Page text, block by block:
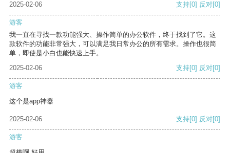
2025-02-06
支持[0] 反对[0]
游客
我一直在寻找一款功能强大、操作简单的办公软件，终于找到了它。这
款软件的功能非常强大，可以满足我日常办公的所有需求。操作也很简
单，即使是小白也能快速上手。
2025-02-06
支持[0] 反对[0]
游客
这个是app神器
2025-02-06 支持[0] 反对[0]
游客